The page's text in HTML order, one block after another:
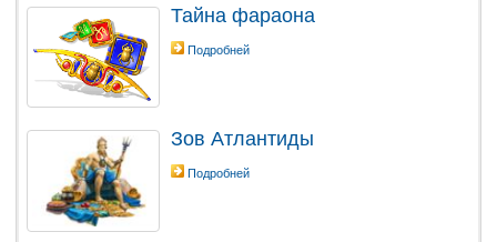
Тайна фараона
Подробней
Зов Атлантиды
Подробней